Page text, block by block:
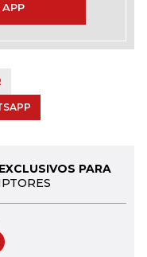
APP
PARA